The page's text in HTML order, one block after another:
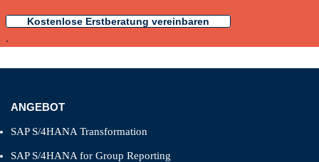
Kostenlose Erstberatung vereinbaren
.
ANGEBOT
SAP S/4HANA Transformation
SAP S/4HANA for Group Reporting